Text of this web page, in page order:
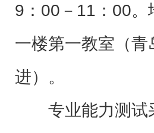
9：00－11：00。
一楼第一教室（
进）。
专业能力测试